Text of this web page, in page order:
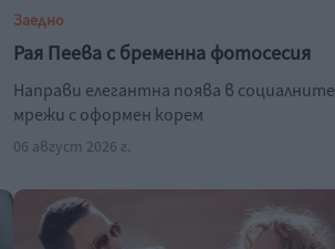
Заедно
Рая Пеева с бременна фотосесия
Направи елегантна поява в социалните
мрежи с оформен корем
06 август 2026 г.